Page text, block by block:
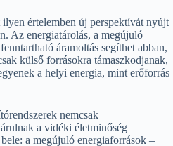
értelemben új perspektívát nyújt
Az energiatárolás, a megújuló
áramoltás segíthet abban,
külső forrásokra támaszkodjanak,
a helyi energia, mint erőforrás
nemcsak
a vidéki életminőség
a megújuló energiaforrások –